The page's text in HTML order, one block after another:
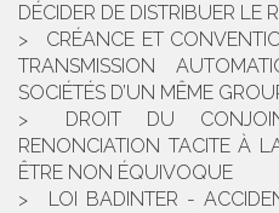
DÉCIDER DE DISTRIBUER LE
CRÉANCE ET
TRANSMISSION
SOCIÉTÉS D’UN MÊME
DROIT DU
RENONCIATION TACITE À
ÊTRE NON ÉQUIVOQUE
LOI BADINTER -